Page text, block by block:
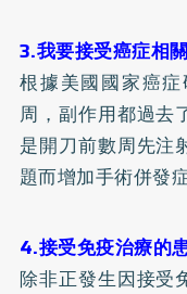
3.我要接受癌症相
根據美國國家癌
周，副作用都過去
是開刀前數周先注
題而增加手術併發症
4.接受免疫治療的
除非正發生因接受